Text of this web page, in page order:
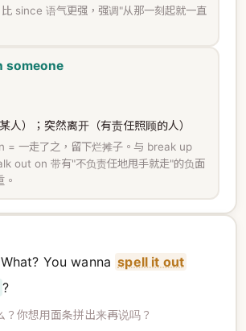
since 语气更强，强调"从那一刻起就一直
someone
人）；突然离开（有责任照顾的人）
= 一走了之，留下烂摊子。与 break up
out on 带有"不负责任地甩手就走"的负面
。
You wanna spell it out
?
？你想用面条拼出来再说吗？